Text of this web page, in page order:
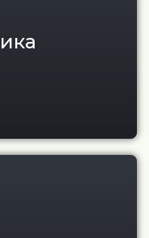
шлифовка